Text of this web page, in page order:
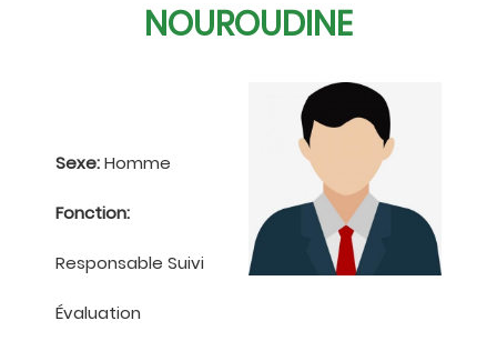
NOUROUDINE
Sexe:Homme
Fonction:
Responsable Suivi
Évaluation